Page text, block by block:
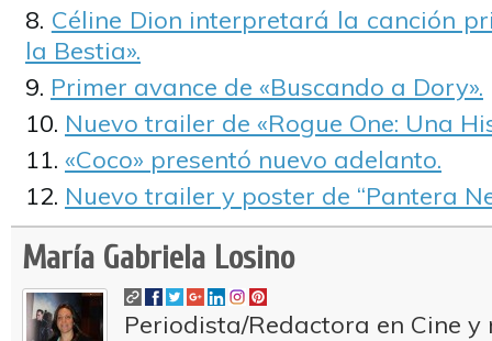
Céline Dion interpretará la canción
la Bestia».
Primer avance de «Buscando a Dory».
Nuevo trailer de «Rogue One: Una
«Coco» presentó nuevo adelanto.
Nuevo trailer y poster de “Pantera
María Gabriela Losino
Periodista/Redactora en Cine y